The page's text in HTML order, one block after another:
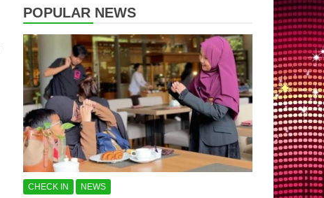
POPULAR NEWS
CHECK IN NEWS